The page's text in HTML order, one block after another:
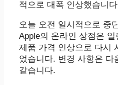
적으로 대폭 인상했습니
오늘 오전 일시적으로 중
Apple의 온라인 상점은 일
제품 가격 인상으로 다시
었습니다. 변경 사항은 다
같습니다.